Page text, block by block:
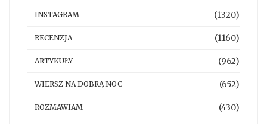
INSTAGRAM (1320)
RECENZJA (1160)
ARTYKUŁY (962)
WIERSZ NA DOBRĄ NOC (652)
ROZMAWIAM (430)